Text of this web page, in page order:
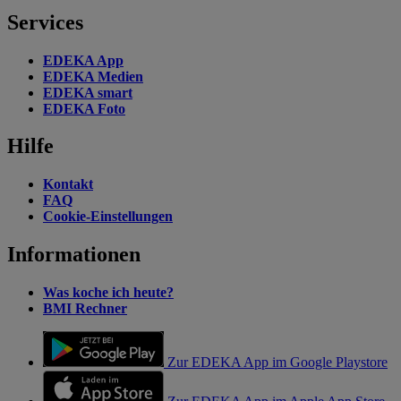
Services
EDEKA App
EDEKA Medien
EDEKA smart
EDEKA Foto
Hilfe
Kontakt
FAQ
Cookie-Einstellungen
Informationen
Was koche ich heute?
BMI Rechner
Zur EDEKA App im Google Playstore